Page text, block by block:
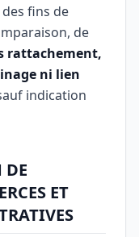
fins de
de
rattachement,
ni lien
indication
ET